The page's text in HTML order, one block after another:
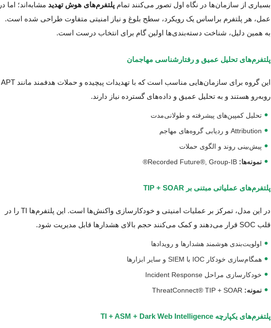
بسیاری از سازمان‌ها در نگاه اول تصور می‌کنند تمامپلتفرم‌های هوش تهدید مشابه‌اند؛ اما در
عمل، هر پلتفرم براساس یک رویکرد، سطح بلوغ و نیاز امنیتی متفاوت طراحی شده است.
به همین دلیل، شناخت دسته‌بندی‌ها اولین گام برای انتخاب درست است.
پلتفرم‌های تحلیل عمیق و رفتارشناسی مهاجمان
این گروه برای سازمان‌هایی مناسب است که با تهدیدات پیچیده و حملات هدفمند مانند APT
روبه‌رو هستند و به تحلیل عمیق و داده‌های گسترده نیاز دارند.
تحلیل کمپین‌های پیشرفته و طولانی‌مدت
Attribution و ردیابی گروه‌های مهاجم
پیش‌بینی روند و الگوی حملات
نمونه‌ها: Recorded Future®, Group-IB®
پلتفرم‌های عملیاتی مبتنی بر TIP + SOAR
در این مدل، تمرکز بر عملیات امنیتی و خودکارسازی واکنش‌ها است. این پلتفرم‌ها TI را در
قلب SOC قرار می‌دهند و کمک می‌کنند حجم بالای هشدارها قابل مدیریت شود.
اولویت‌بندی هوشمند هشدارها و رویدادها
همگام‌سازی خودکار IOC با SIEM و سایر ابزارها
خودکارسازی مراحل Incident Response
نمونه:
پلتفرم‌های یکپارچه TI + ASM + Dark Web Intelligence